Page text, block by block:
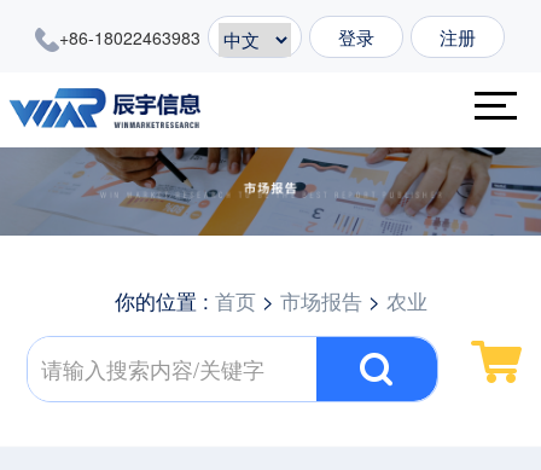
+86-18022463983 登录 注册
你的位置 : 首页> 市场报告 > 农业